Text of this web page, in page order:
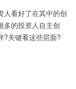
人看好了在其中的创
多的投资人自主创
?关键看这些层面?